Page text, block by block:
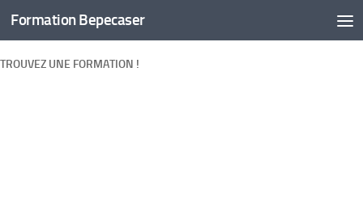
Skip to content
Formation Bepecaser
TROUVEZ UNE FORMATION !